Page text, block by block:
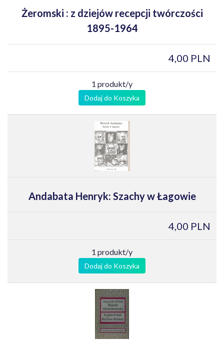
Żeromski : z dziejów recepcji twórczości
1895-1964
4,00 PLN
1 produkt/y
Dodaj do Koszyka
Andabata Henryk: Szachy w Łagowie
4,00 PLN
1 produkt/y
Dodaj do Koszyka